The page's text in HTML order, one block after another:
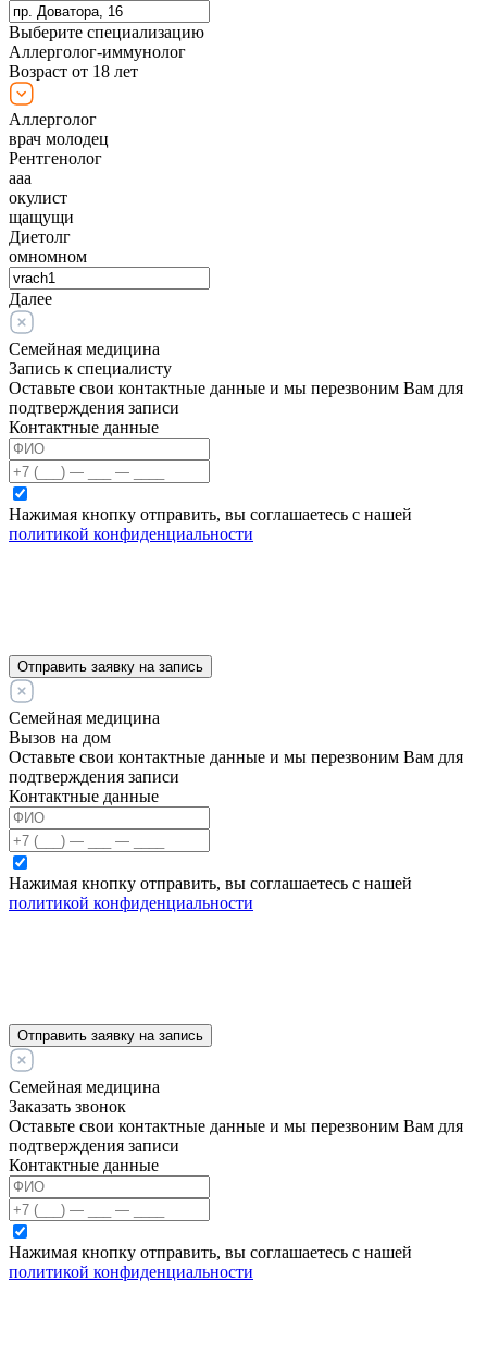
Выберите специализацию
Аллерголог-иммунолог
Возраст от 18 лет
Аллерголог
врач молодец
Рентгенолог
ааа
окулист
щащущи
Диетолг
омномном
Далее
Семейная медицина
Запись к специалисту
Оставьте свои контактные данные и мы перезвоним Вам для
подтверждения записи
Контактные данные
Нажимая кнопку отправить, вы соглашаетесь с нашей
политикой конфиденциальности
Отправить заявку на запись
Семейная медицина
Вызов на дом
Оставьте свои контактные данные и мы перезвоним Вам для
подтверждения записи
Контактные данные
Нажимая кнопку отправить, вы соглашаетесь с нашей
политикой конфиденциальности
Отправить заявку на запись
Семейная медицина
Заказать звонок
Оставьте свои контактные данные и мы перезвоним Вам для
подтверждения записи
Контактные данные
Нажимая кнопку отправить, вы соглашаетесь с нашей
политикой конфиденциальности